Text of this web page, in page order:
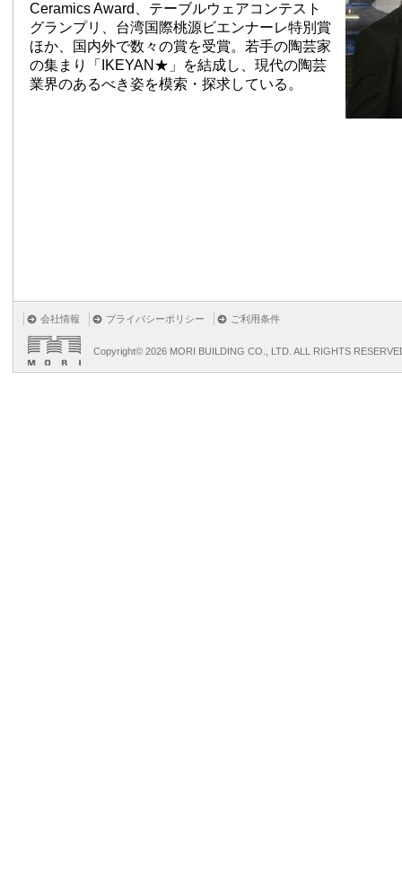
Ceramics Award、テーブルウェアコンテスト
グランプリ、台湾国際桃源ビエンナーレ特別賞
ほか、国内外で数々の賞を受賞。若手の陶芸家
の集まり「IKEYAN★」を結成し、現代の陶芸
業界のあるべき姿を模索・探求している。
会社情報 プライバシーポリシー ご利用条件
Copyright© 2026 MORI BUILDING CO., LTD. ALL RIGHTS